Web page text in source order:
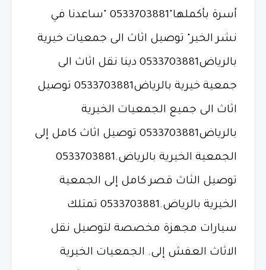
أسرة بأكملها"0533703881 "ساعدنا في
نشر الخير" توصيل اثاث الى جمعيات خيرية
بالرياض0533703881 دينا نقل اثاث الى
جمعية خيرية بالرياض0533703881 توصيل
اثاث الى جميع الجمعيات الخيرية
بالرياض0533703881 توصيل اثاث كامل إلى
الجمعية الخيرية بالرياض.0533703881
توصيل الثاث قصر كامل إلى الجمعية
الخيرية بالرياض.0533703881 تمتلك
سيارات مجهزة مخصصة لتوصيل نقل
الاثاث العفش إلى. الجمعيات الخيرية